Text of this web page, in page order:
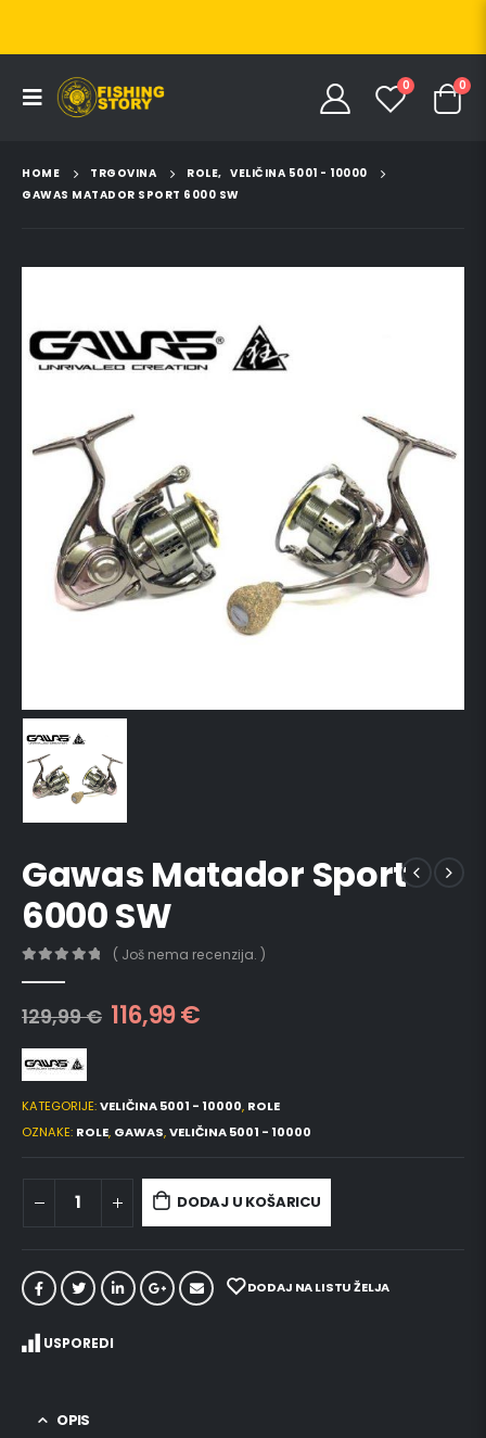
0 0
HOME TRGOVINA ROLE, VELIČINA 5001 - 10000
GAWAS MATADOR SPORT 6000 SW
Gawas Matador Sport
6000 SW
( Još nema recenzija. )
129,99€ 116,99€
KATEGORIJE:VELIČINA 5001 - 10000, ROLE
OZNAKE: ROLE, GAWAS,VELIČINA 5001 - 10000
DODAJ U KOŠARICU
DODAJ NA LISTU ŽELJA
USPOREDI
OPIS